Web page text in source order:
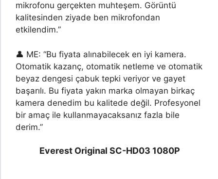
mikrofonu gerçekten muhteşem. Görüntü
kalitesinden ziyade ben mikrofondan
etkilendim.”
👤 ME: “Bu fiyata alınabilecek en iyi kamera.
Otomatik kazanç, otomatik netleme ve otomatik
beyaz dengesi çabuk tepki veriyor ve gayet
başarılı. Bu fiyata yakın marka olmayan birkaç
kamera denedim bu kalitede değil. Profesyonel
bir amaç ile kullanmayacaksanız fazla bile
derim.”
Everest Original SC-HD03 1080P